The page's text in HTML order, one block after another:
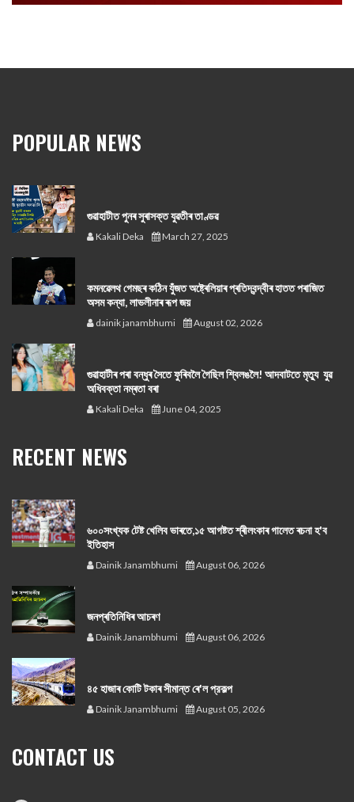
POPULAR NEWS
গুৱাহাটীত পুনৰ সুৰাসক্ত যুৱতীৰ তাণ্ডৱ
Kakali Deka March 27, 2025
কমনৱেলথ গেমছৰ কঠিন যুঁজত অষ্ট্ৰেলিয়াৰ প্ৰতিদ্বন্দ্বীৰ হাতত পৰাজিত
অসম কন্যা, লাভলীনাৰ ৰূপ জয়
dainik janambhumi August 02, 2026
গুৱাহাটীৰ পৰা বন্ধুৰ সৈতে ফুৰিবলৈ গৈছিল শ্বিলঙলৈ! আদবাটতে মৃত্যু যুৱ
অধিবক্তা নম্ৰতা বৰা
Kakali Deka June 04, 2025
RECENT NEWS
৬০০সংখ্যক টেষ্ট খেলিব ভাৰতে,১৫ আগষ্টত শ্ৰীলংকাৰ গালেত ৰচনা হ'ব
ইতিহাস
Dainik Janambhumi August 06, 2026
জনপ্ৰতিনিধিৰ আচৰণ
Dainik Janambhumi August 06, 2026
৪৫ হাজাৰ কোটি টকাৰ সীমান্ত ৰে'ল প্রকল্প
Dainik Janambhumi August 05, 2026
CONTACT US